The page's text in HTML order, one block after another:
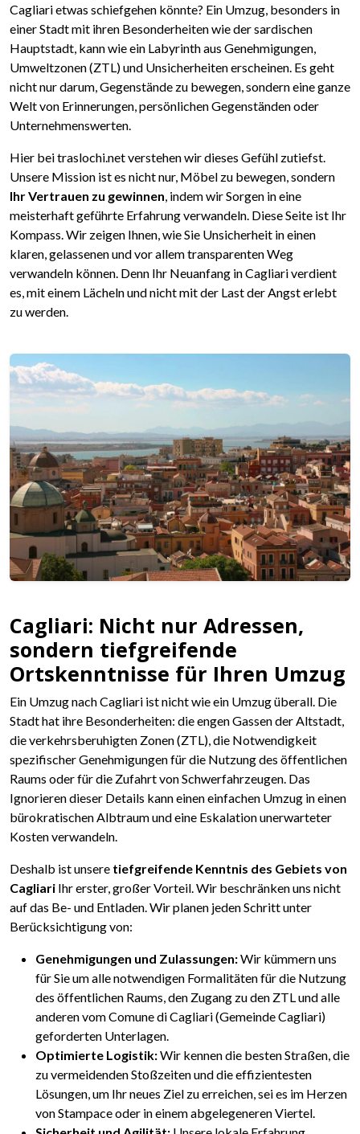
Cagliari etwas schiefgehen könnte? Ein Umzug, besonders in
einer Stadt mit ihren Besonderheiten wie der sardischen
Hauptstadt, kann wie ein Labyrinth aus Genehmigungen,
Umweltzonen (ZTL) und Unsicherheiten erscheinen. Es geht
nicht nur darum, Gegenstände zu bewegen, sondern eine ganze
Welt von Erinnerungen, persönlichen Gegenständen oder
Unternehmenswerten.
Hier bei traslochi.net verstehen wir dieses Gefühl zutiefst.
Unsere Mission ist es nicht nur, Möbel zu bewegen, sondern
Ihr Vertrauen zu gewinnen, indem wir Sorgen in eine
meisterhaft geführte Erfahrung verwandeln. Diese Seite ist Ihr
Kompass. Wir zeigen Ihnen, wie Sie Unsicherheit in einen
klaren, gelassenen und vor allem transparenten Weg
verwandeln können. Denn Ihr Neuanfang in Cagliari verdient
es, mit einem Lächeln und nicht mit der Last der Angst erlebt
zu werden.
Cagliari: Nicht nur Adressen,
sondern tiefgreifende
Ortskenntnisse für Ihren Umzug
Ein Umzug nach Cagliari ist nicht wie ein Umzug überall. Die
Stadt hat ihre Besonderheiten: die engen Gassen der Altstadt,
die verkehrsberuhigten Zonen (ZTL), die Notwendigkeit
spezifischer Genehmigungen für die Nutzung des öffentlichen
Raums oder für die Zufahrt von Schwerfahrzeugen. Das
Ignorieren dieser Details kann einen einfachen Umzug in einen
bürokratischen Albtraum und eine Eskalation unerwarteter
Kosten verwandeln.
Deshalb ist unsere tiefgreifende Kenntnis des Gebiets von
Cagliari Ihr erster, großer Vorteil. Wir beschränken uns nicht
auf das Be- und Entladen. Wir planen jeden Schritt unter
Berücksichtigung von:
Genehmigungen und Zulassungen:Wir kümmern uns
für Sie um alle notwendigen Formalitäten für die Nutzung
des öffentlichen Raums, den Zugang zu den ZTL und alle
anderen vom Comune di Cagliari (Gemeinde Cagliari)
geforderten Unterlagen.
Optimierte Logistik:Wir kennen die besten Straßen, die
zu vermeidenden Stoßzeiten und die effizientesten
Lösungen, um Ihr neues Ziel zu erreichen, sei es im Herzen
von Stampace oder in einem abgelegeneren Viertel.